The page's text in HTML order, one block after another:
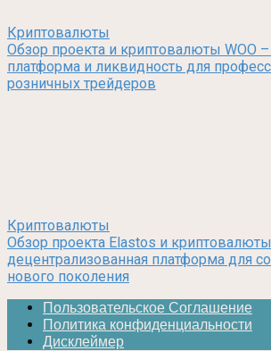
Криптовалюты
Обзор проекта и криптовалюты WOO –
платформа и ликвидность для
розничных трейдеров
Криптовалюты
Обзор проекта Elastos и
децентрализованная платформа для
нового поколения
Пользовательское Соглашение
Политика конфиденциальности
Дисклеймер